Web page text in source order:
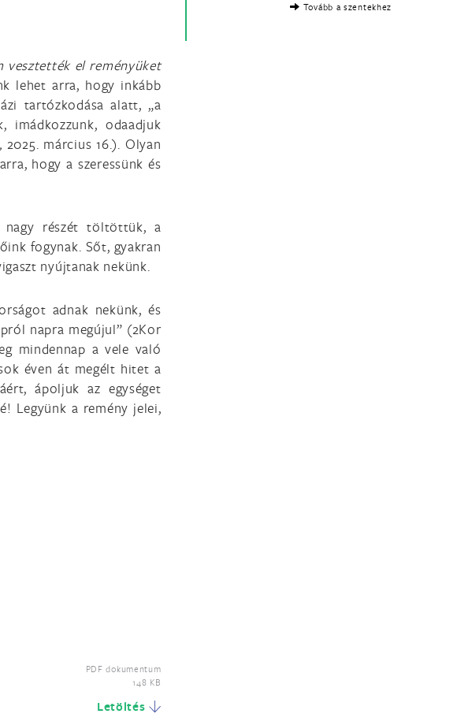
vesztették el reményüket
lehet arra, hogy inkább
tartózkodása alatt, „a
imádkozzunk, odaadjuk
2025. március 16.). Olyan
hogy a szeressünk és
nagy részét töltöttük, a
fogynak. Sőt, gyakran
nyújtanak nekünk.
adnak nekünk, és
napra megújul” (2Kor
mindennap a vele való
éven át megélt hitet a
ápoljuk az egységet
Legyünk a remény jelei,
PDF dokumentum
148 KB
Letöltés
Tovább a szentekhez